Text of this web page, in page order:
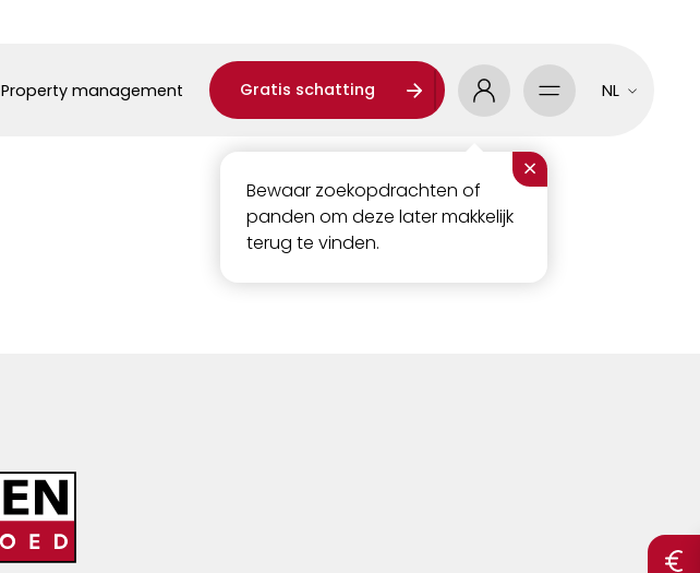
Property management Gratis schatting
×
Bewaar zoekopdrachten of
panden om deze later makkelijk
terug te vinden.
NL